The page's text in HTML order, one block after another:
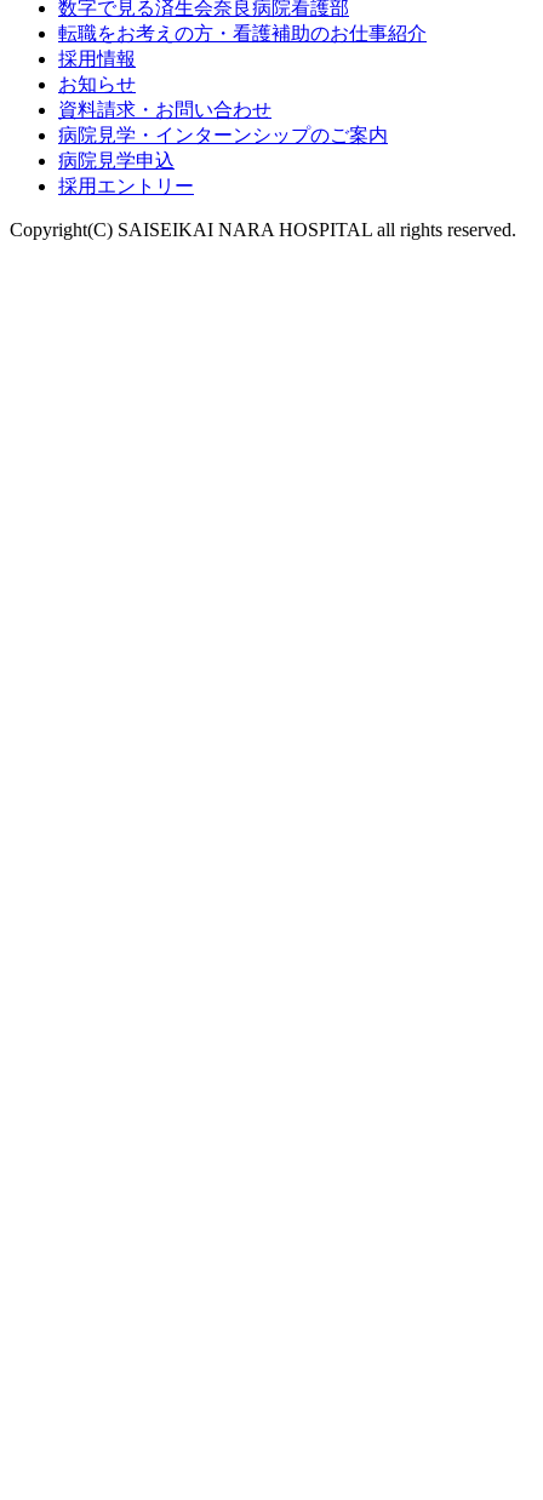
数字で見る済生会奈良病院看護部
転職をお考えの方・看護補助のお仕事紹介
採用情報
お知らせ
資料請求・お問い合わせ
病院見学・インターンシップのご案内
病院見学申込
採用エントリー
Copyright(C) SAISEIKAI NARA HOSPITAL all rights reserved.